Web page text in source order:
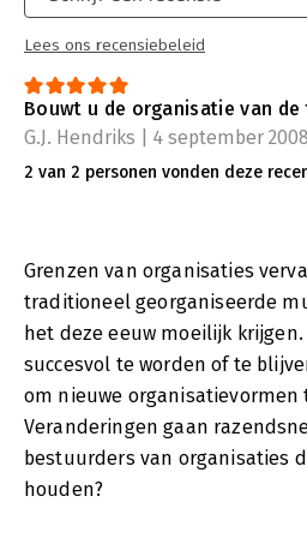
Lees ons recensiebeleid
Bouwt u de organisatie van
G.J. Hendriks | 4 september 2008
2 van 2 personen vonden deze
Grenzen van organisaties
traditioneel georganiseerde
het deze eeuw moeilijk
succesvol te worden of te
om nieuwe organisatievormen
Veranderingen gaan
bestuurders van organisaties
houden?